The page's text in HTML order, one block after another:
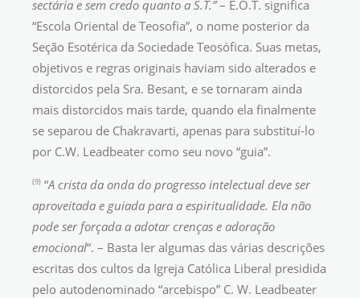
sectária e sem credo quanto a S.T.”– E.O.T. significa
“Escola Oriental de Teosofia”, o nome posterior da
Seção Esotérica da Sociedade Teosófica. Suas metas,
objetivos e regras originais haviam sido alterados e
distorcidos pela Sra. Besant, e se tornaram ainda
mais distorcidos mais tarde, quando ela finalmente
se separou de Chakravarti, apenas para substituí-lo
por C.W. Leadbeater como seu novo “guia”.
(9) “A crista da onda do progresso intelectual deve ser
aproveitada e guiada para a espiritualidade. Ela não
pode ser forçada a adotar crenças e adoração
emocional“. – Basta ler algumas das várias descrições
escritas dos cultos da Igreja Católica Liberal presidida
pelo autodenominado “arcebispo” C. W. Leadbeater